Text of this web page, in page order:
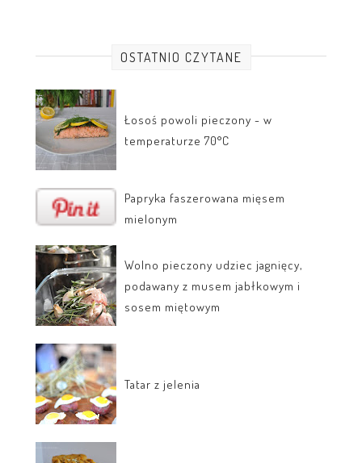
OSTATNIO CZYTANE
Łosoś powoli pieczony - w
temperaturze 70°C
Papryka faszerowana mięsem
mielonym
Wolno pieczony udziec jagnięcy,
podawany z musem jabłkowym i
sosem miętowym
Tatar z jelenia